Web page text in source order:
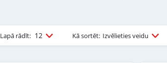
Lapā rādīt: 12 Kā sortēt: Izvēlieties veidu